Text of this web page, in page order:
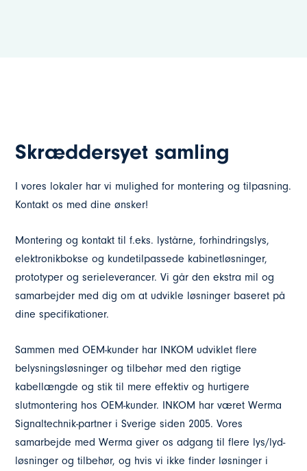
Skræddersyet samling
I vores lokaler har vi mulighed for montering og tilpasning.
Kontakt os med dine ønsker!
Montering og kontakt til f.eks. lystårne, forhindringslys,
elektronikbokse og kundetilpassede kabinetløsninger,
prototyper og serieleverancer. Vi går den ekstra mil og
samarbejder med dig om at udvikle løsninger baseret på
dine specifikationer.
Sammen med OEM-kunder har INKOM udviklet flere
belysningsløsninger og tilbehør med den rigtige
kabellængde og stik til mere effektiv og hurtigere
slutmontering hos OEM-kunder. INKOM har været Werma
Signaltechnik-partner i Sverige siden 2005. Vores
samarbejde med Werma giver os adgang til flere lys/lyd-
løsninger og tilbehør, og hvis vi ikke finder løsninger i